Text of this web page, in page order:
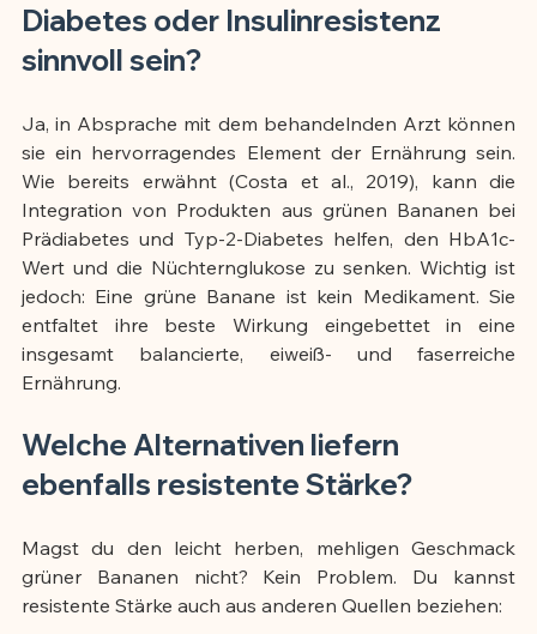
Diabetes oder Insulinresistenz
sinnvoll sein?
Ja, in Absprache mit dem behandelnden Arzt können
sie ein hervorragendes Element der Ernährung sein.
Wie bereits erwähnt (Costa et al., 2019), kann die
Integration von Produkten aus grünen Bananen bei
Prädiabetes und Typ-2-Diabetes helfen, den HbA1c-
Wert und die Nüchternglukose zu senken. Wichtig ist
jedoch: Eine grüne Banane ist kein Medikament. Sie
entfaltet ihre beste Wirkung eingebettet in eine
insgesamt balancierte, eiweiß- und faserreiche
Ernährung.
Welche Alternativen liefern
ebenfalls resistente Stärke?
Magst du den leicht herben, mehligen Geschmack
grüner Bananen nicht? Kein Problem. Du kannst
resistente Stärke auch aus anderen Quellen beziehen: